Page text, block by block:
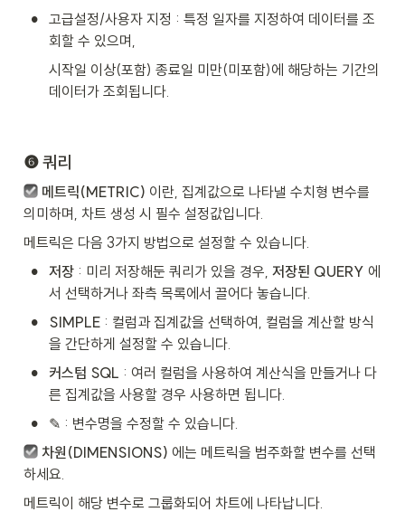
• 고급설정/사용자 지정 : 특정 일자를 지정하여 데이터를 조
회할 수 있으며,
시작일 이상(포함) 종료일 미만(미포함)에 해당하는 기간의
데이터가 조회됩니다.
❻ 쿼리
메트릭(METRIC) 이란, 집계값으로 나타낼 수치형 변수를
의미하며, 차트 생성 시 필수 설정값입니다.
메트릭은 다음 3가지 방법으로 설정할 수 있습니다.
• 저장 : 미리 저장해둔 쿼리가 있을 경우, 저장된 QUERY 에
서 선택하거나 좌측 목록에서 끌어다 놓습니다.
• SIMPLE : 컬럼과 집계값을 선택하여, 컬럼을 계산할 방식
을 간단하게 설정할 수 있습니다.
• 커스텀 SQL : 여러 컬럼을 사용하여 계산식을 만들거나 다
른 집계값을 사용할 경우 사용하면 됩니다.
•
✎ : 변수명을 수정할 수 있습니다.
차원(DIMENSIONS) 에는 메트릭을 범주화할 변수를 선택
하세요.
메트릭이 해당 변수로 그룹화되어 차트에 나타납니다.